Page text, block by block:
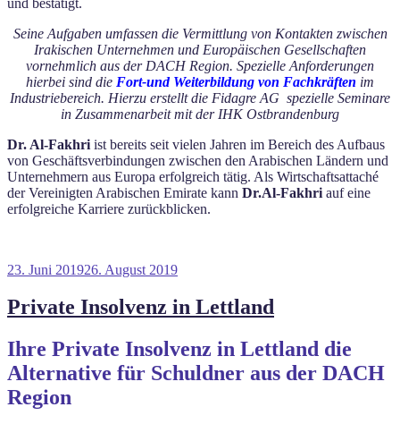
Seine Aufgaben umfassen die Vermittlung von Kontakten zwischen
Irakischen Unternehmen und Europäischen Gesellschaften
vornehmlich aus der DACH Region. Spezielle Anforderungen
hierbei sind die Fort-und Weiterbildung von Fachkräften im
Industriebereich. Hierzu erstellt die Fidagre AG spezielle Seminare
in Zusammenarbeit mit der IHK Ostbrandenburg
Dr. Al-Fakhri ist bereits seit vielen Jahren im Bereich des Aufbaus
von Geschäftsverbindungen zwischen den Arabischen Ländern und
Unternehmern aus Europa erfolgreich tätig. Als Wirtschaftsattaché
der Vereinigten Arabischen Emirate kann Dr.Al-Fakhri auf eine
erfolgreiche Karriere zurückblicken.
Veröffentlicht
23. Juni 201926. August 2019
Private Insolvenz in Lettland
Ihre Private Insolvenz in Lettland die
Alternative für Schuldner aus der DACH
Region